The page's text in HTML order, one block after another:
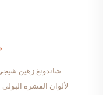
شاندونغ زهين